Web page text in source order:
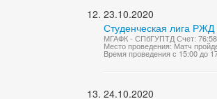
23.10.2020
Студенческая лига
МГАФК - СПбГУПТД Счет: 76:58
Место проведения: Матч
Время проведения с 15:00 до
24.10.2020